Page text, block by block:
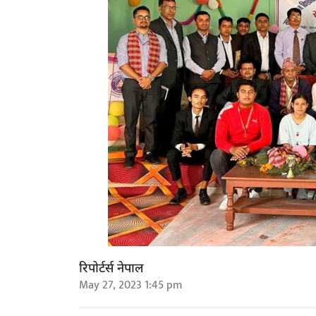
रिपोर्टर्स नेपाल
May 27, 2023 1:45 pm